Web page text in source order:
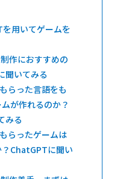
を用いてゲームを
作におすすめの
聞いてみる
らった言語をも
が作れるのか？
みる
らったゲームは
ChatGPTに聞い